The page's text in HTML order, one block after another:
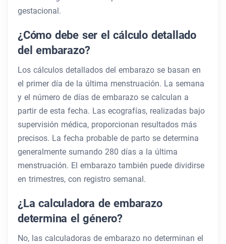
gestacional.
¿Cómo debe ser el cálculo detallado
del embarazo?
Los cálculos detallados del embarazo se basan en
el primer día de la última menstruación. La semana
y el número de días de embarazo se calculan a
partir de esta fecha. Las ecografías, realizadas bajo
supervisión médica, proporcionan resultados más
precisos. La fecha probable de parto se determina
generalmente sumando 280 días a la última
menstruación. El embarazo también puede dividirse
en trimestres, con registro semanal.
¿La calculadora de embarazo
determina el género?
No, las calculadoras de embarazo no determinan el